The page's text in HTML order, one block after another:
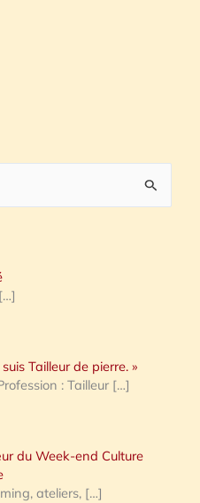
[…]
Tailleur de pierre. »
: Tailleur […]
du Week-end Culture
ateliers, […]